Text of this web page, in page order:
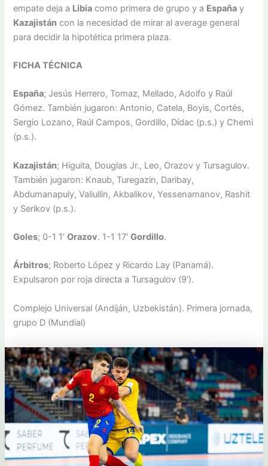
empate deja a Libia como primera de grupo y a España y
Kazajistán con la necesidad de mirar al average general
para decidir la hipotética primera plaza.
FICHA TÉCNICA
España; Jesús Herrero, Tomaz, Mellado, Adolfo y Raúl
Gómez. También jugaron: Antonio, Catela, Boyis, Cortés,
Sergio Lozano, Raúl Campos, Gordillo, Dídac (p.s.) y Chemi
(p.s.).
Kazajistán; Higuita, Douglas Jr., Leo, Orazov y Tursagulov.
También jugaron: Knaub, Turegazin, Daribay,
Abdumanapuly, Valiullin, Akbalikov, Yessenamanov, Rashit
y Serikov (p.s.).
Goles; 0-1 1′Orazov. 1-1 17′Gordillo.
Árbitros; Roberto López y Ricardo Lay (Panamá).
Expulsaron por roja directa a Tursagulov (9′).
Complejo Universal (Andiján, Uzbekistán). Primera jornada,
grupo D (Mundial)